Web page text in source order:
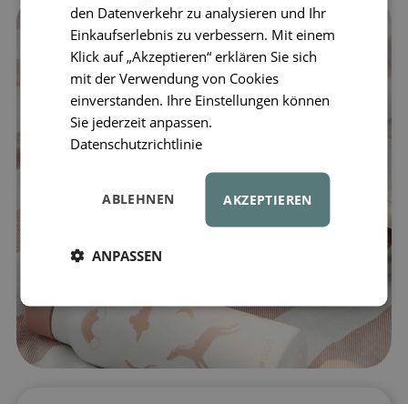
den Datenverkehr zu analysieren und Ihr
Einkaufserlebnis zu verbessern. Mit einem
Klick auf „Akzeptieren“ erklären Sie sich
mit der Verwendung von Cookies
einverstanden. Ihre Einstellungen können
Sie jederzeit anpassen.
Datenschutzrichtlinie
AKZEPTIEREN
ABLEHNEN
ANPASSEN